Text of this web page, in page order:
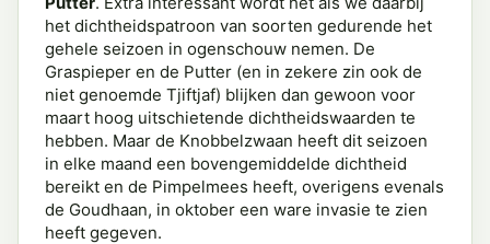
het dichtheidspatroon van soorten gedurende het
gehele seizoen in ogenschouw nemen. De
Graspieper en de Putter (en in zekere zin ook de
niet genoemde Tjiftjaf) blijken dan gewoon voor
maart hoog uitschietende dichtheidswaarden te
hebben. Maar de Knobbelzwaan heeft dit seizoen
in elke maand een bovengemiddelde dichtheid
bereikt en de Pimpelmees heeft, overigens evenals
de Goudhaan, in oktober een ware invasie te zien
heeft gegeven.